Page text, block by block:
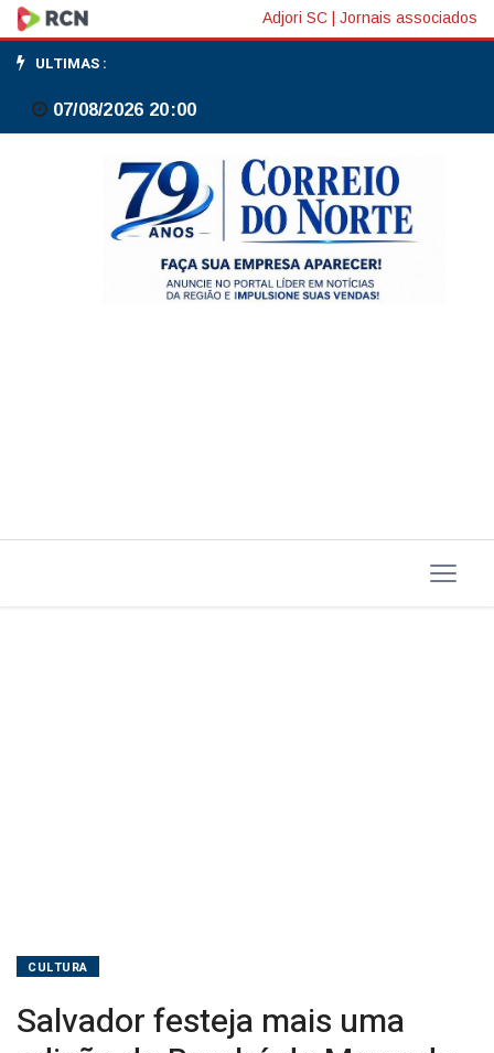
Salvador
festeja
mais
edição
Adjori SC Jornais associados
ULTIMAS :
07/08/2026 20:00
CULTURA
Salvador festeja mais uma